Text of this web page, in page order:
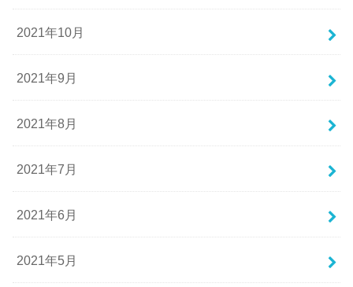
2021年10月
2021年9月
2021年8月
2021年7月
2021年6月
2021年5月